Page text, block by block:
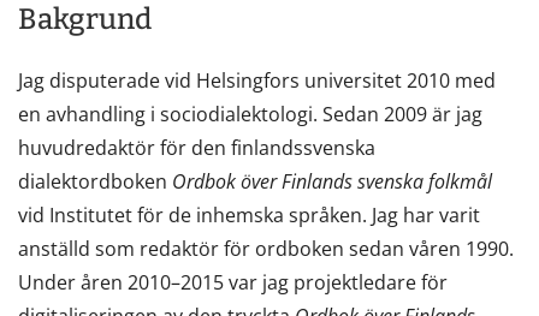
Bakgrund
Jag disputerade vid Helsingfors universitet 2010 med
en avhandling i sociodialektologi. Sedan 2009 är jag
huvudredaktör för den finlandssvenska
dialektordboken Ordbok över Finlands svenska folkmål
vid Institutet för de inhemska språken. Jag har varit
anställd som redaktör för ordboken sedan våren 1990.
Under åren 2010–2015 var jag projektledare för